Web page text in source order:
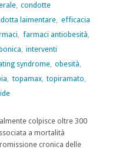
, condotte
laimentare, efficacia
, farmaci antiobesità,
, interventi
syndrome, obesità,
, topamax, topiramato,
colpisce oltre 300
a mortalità
cronica delle